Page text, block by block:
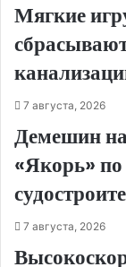
Мягкие
7 августа, 2026
Демешин
«Якорь»
7 августа, 2026